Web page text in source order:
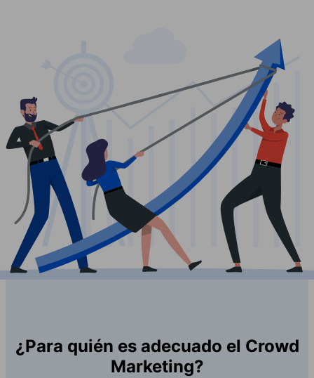
¿Para quién es adecuado el Crowd
Marketing?